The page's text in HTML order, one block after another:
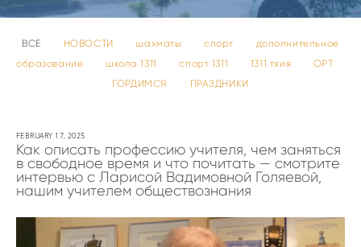
ВСЕ НОВОСТИ шахматы спорт
дополнительное
образование
школа 1311 спорт 1311 1311 тхия
ОРТ
ГОРДИМСЯ
ПРАЗДНИКИ
Как описать профессию учителя, чем заняться
в свободное время и что почитать — смотрите
интервью с Ларисой Вадимовной Голяевой,
нашим учителем обществознания
FEBRUARY 17, 2025